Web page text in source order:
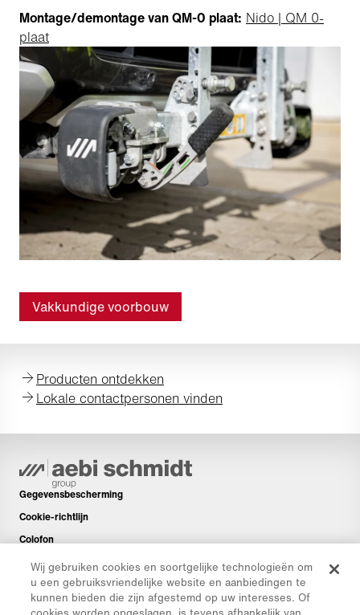
Montage/demontage van QM-0 plaat: Nido | QM 0-
plaat
Vakkundige voorbouw
Producten ontdekken
Lokale contactpersonen vinden
Gegevensbescherming
Cookie-richtlijn
Colofon
Disclaimer
Nieuwsbrief
Reserveonderdelen
Wij gebruiken cookies en soortgelijke technologieën om
u een gebruiksvriendelijke website en aanbiedingen te
kunnen bieden die zijn afgestemd op uw interesses. Of